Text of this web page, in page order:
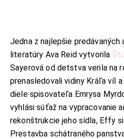
Jedna z najlepšie predávaných
literatúry Ava Reid vytvorila
Sayerová od detstva verila na
prenasledovali vidiny Kráľa víl
diele spisovateľa Emrysa
vyhlási súťaž na vypracovanie
rekonštrukcie jeho sídla, Effy
Prestavba schátraného